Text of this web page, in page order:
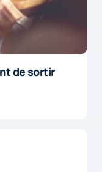
de sortir